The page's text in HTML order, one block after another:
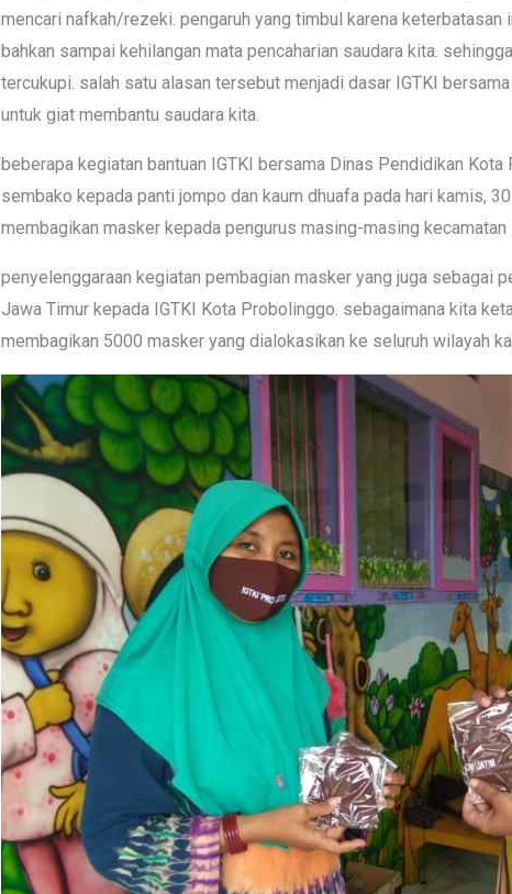
mencari nafkah/rezeki. pengaruh yang timbul karena keterbatasan
bahkan sampai kehilangan mata pencaharian saudara kita.
tercukupi. salah satu alasan tersebut menjadi dasar IGTKI
untuk giat membantu saudara kita.
beberapa kegiatan bantuan IGTKI bersama Dinas Pendidikan
sembako kepada panti jompo dan kaum dhuafa pada hari kamis,
membagikan masker kepada pengurus masing-masing kecamatan
penyelenggaraan kegiatan pembagian masker yang juga sebagai
Jawa Timur kepada IGTKI Kota Probolinggo. sebagaimana kita
membagikan 5000 masker yang dialokasikan ke seluruh wilayah